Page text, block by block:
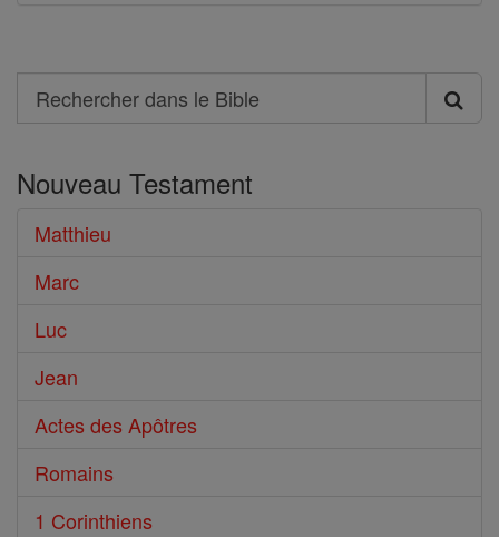
Search
Rechercher
le
Bible
Nouveau Testament
Matthieu
Marc
Luc
Jean
Actes des Apôtres
Romains
1 Corinthiens